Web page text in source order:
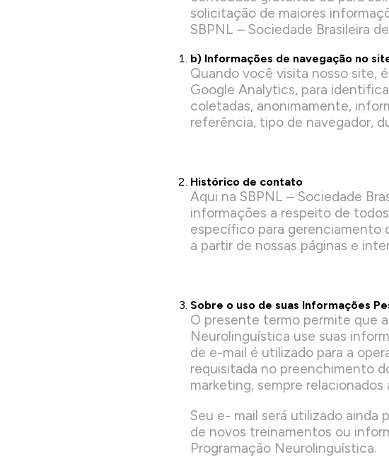
solicitação de maiores
SBPNL – Sociedade Brasileira
b) Informações de navegação no
Quando você visita nosso site,
Google Analytics, para
coletadas, anonimamente,
referência, tipo de navegador,
Histórico de contato
Aqui na SBPNL – Sociedade
informações a respeito de
específico para gerenciamento
a partir de nossas páginas e
Sobre o uso de suas Informações
O presente termo permite que
Neurolinguística use suas
de e-mail é utilizado para a
requisitada no preenchimento
marketing, sempre
Seu e- mail será utilizado ainda
de novos treinamentos ou
Programação Neurolinguística.